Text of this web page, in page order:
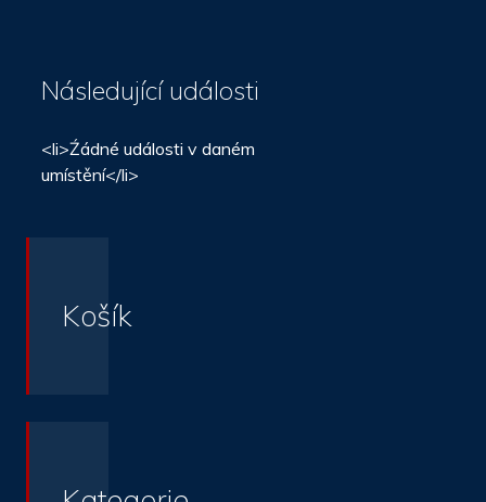
Následující události
<li>Źádné události v daném
umístění</li>
Košík